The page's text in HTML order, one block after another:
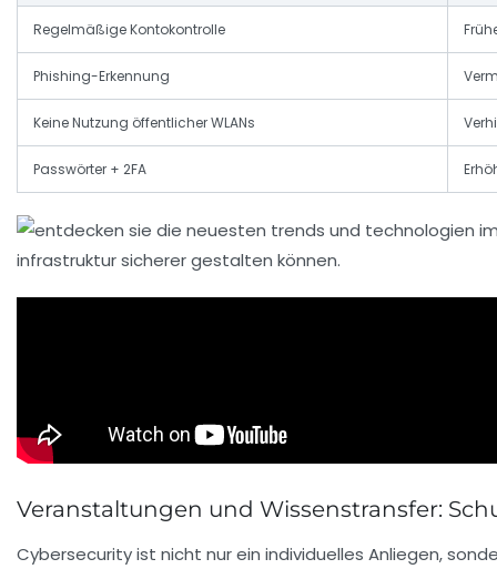
Regelmäßige Kontokontrolle
Phishing-Erkennung
Keine Nutzung öffentlicher WLANs
Passwörter + 2FA
Veranstaltungen und Wissenstransfer:
Cybersecurity ist nicht nur ein individuelles Anliegen,